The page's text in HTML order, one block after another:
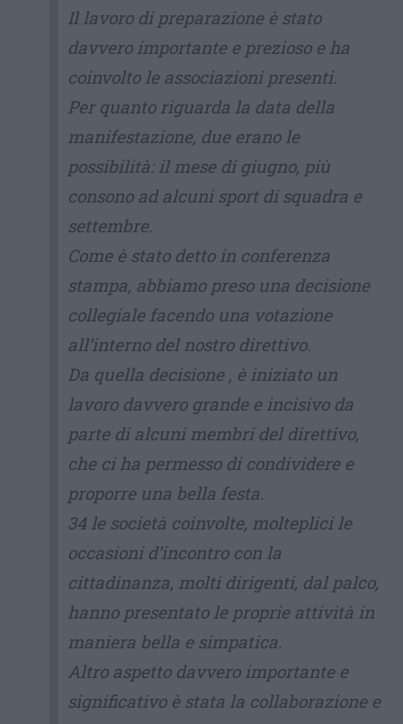
Il lavoro di preparazione è stato
davvero importante e prezioso e ha
coinvolto le associazioni presenti.
Per quanto riguarda la data della
manifestazione, due erano le
possibilità: il mese di giugno, più
consono ad alcuni sport di squadra e
settembre.
Come è stato detto in conferenza
stampa, abbiamo preso una decisione
collegiale facendo una votazione
all’interno del nostro direttivo.
Da quella decisione , è iniziato un
lavoro davvero grande e incisivo da
parte di alcuni membri del direttivo,
che ci ha permesso di condividere e
proporre una bella festa.
34 le società coinvolte, molteplici le
occasioni d’incontro con la
cittadinanza, molti dirigenti, dal palco,
hanno presentato le proprie attività in
maniera bella e simpatica.
Altro aspetto davvero importante e
significativo è stata la collaborazione e